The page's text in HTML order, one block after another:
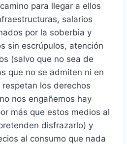
para llegar a ellos
salarios
por la soberbia y
sin escrúpulos, atención
(salvo que no sea de
que no se admiten ni en
los derechos
nos engañemos hay
más que estos medios al
disfrazarlo) y
al consumo que nada